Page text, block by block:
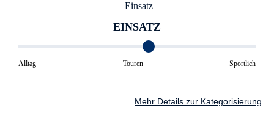
EINSATZ
Alltag Touren Sportlich
Mehr Details zur Kategorisierung